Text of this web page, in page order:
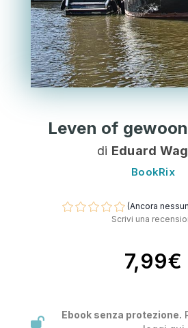
Leven of
di Eduard
BookRix
(Ancora
Scrivi una
7,99€
Ebook senza protezione.